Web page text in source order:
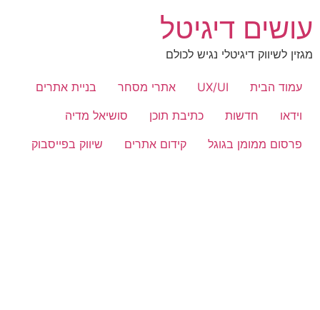
לתוכן
עושים דיגיטל
מגזין לשיווק דיגיטלי נגיש לכולם
עמוד הבית UX/UI אתרי מסחר
בניית אתרים
וידאו
חדשות כתיבת תוכן
סושיאל מדיה
פרסום ממומן בגוגל
קידום אתרים שיווק בפייסבוק